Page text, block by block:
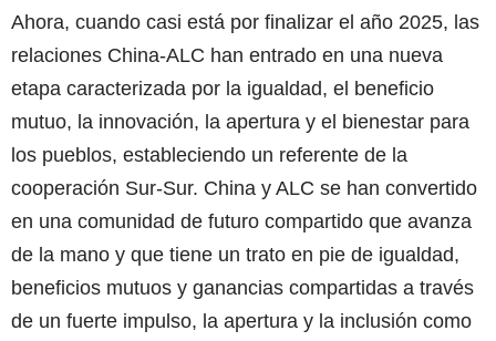
Ahora, cuando casi está por finalizar el año 2025, las
relaciones China-ALC han entrado en una nueva
etapa caracterizada por la igualdad, el beneficio
mutuo, la innovación, la apertura y el bienestar para
los pueblos, estableciendo un referente de la
cooperación Sur-Sur. China y ALC se han convertido
en una comunidad de futuro compartido que avanza
de la mano y que tiene un trato en pie de igualdad,
beneficios mutuos y ganancias compartidas a través
de un fuerte impulso, la apertura y la inclusión como